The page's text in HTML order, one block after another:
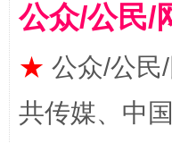
公众/公民/
★ 公众/公民
共传媒、中